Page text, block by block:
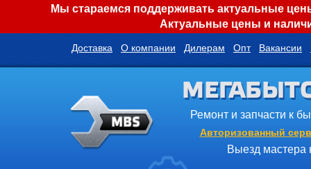
Мы стараемся поддерживать актуальные
Актуальные цены и
Доставка О компании Дилерам Опт Вакансии
Ремонт и запчасти к
Авторизованный
Выезд мастера